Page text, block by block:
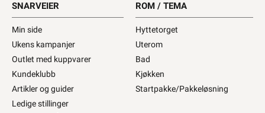
SNARVEIER
Min side
Ukens kampanjer
Outlet med kuppvarer
Kundeklubb
Artikler og guider
Ledige stillinger
ROM / TEMA
Hyttetorget
Uterom
Bad
Kjøkken
Startpakke/Pakkeløsning